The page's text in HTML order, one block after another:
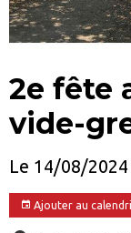
2e fête
vide-
Le 14/08/2024
Ajouter au